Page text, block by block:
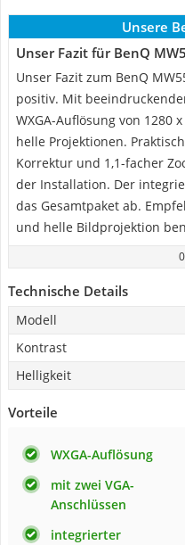
Unsere
Unser Fazit für BenQ
Unser Fazit zum BenQ
positiv. Mit
WXGA-Auflösung von 1280
helle Projektionen.
Korrektur und 1,1-facher
der Installation. Der
das Gesamtpaket ab.
und helle Bildprojektion
Technische Details
Modell
Kontrast
Helligkeit
Vorteile
WXGA-Auflösung
mit zwei VGA-
Anschlüssen
integrierter